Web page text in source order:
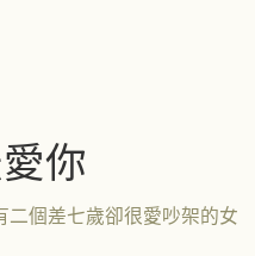
你
個差七歲卻很愛吵架的女